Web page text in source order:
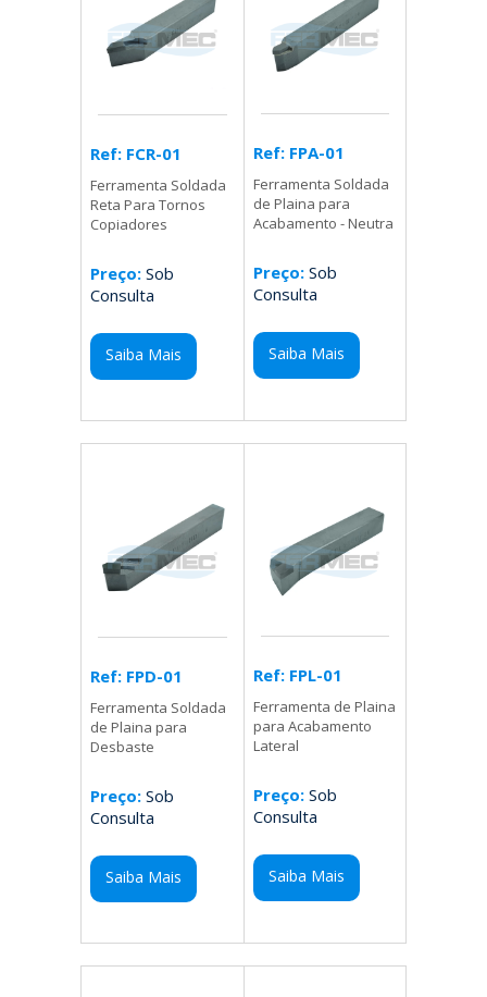
Ref: FCR-01
Ferramenta Soldada
Reta Para Tornos
Copiadores
Preço: Sob
Consulta
Saiba Mais
Ref: FPA-01
Ferramenta Soldada
de Plaina para
Acabamento - Neutra
Preço:Sob
Consulta
Saiba Mais
Ref: FPD-01
Ferramenta Soldada
de Plaina para
Desbaste
Preço: Sob
Consulta
Saiba Mais
Ref: FPL-01
Ferramenta de Plaina
para Acabamento
Lateral
Preço:Sob
Consulta
Saiba Mais